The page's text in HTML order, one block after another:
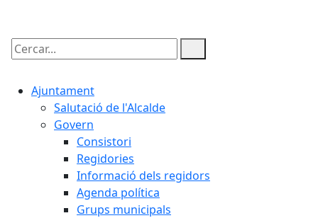
Cercar:
Ajuntament
Salutació de l'Alcalde
Govern
Consistori
Regidories
Informació dels regidors
Agenda política
Grups municipals